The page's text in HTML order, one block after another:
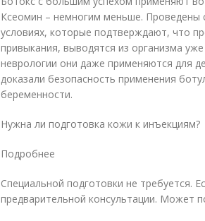
Ксеомин – немногим меньше. Проведены
условиях, которые подтверждают, что
привыкания, выводятся из организма
неврологии они даже применяются для
доказали безопасность применения
беременности.
Нужна ли подготовка кожи к инъекциям?
Подробнее
Специальной подготовки не требуется.
предварительной консультации. Может